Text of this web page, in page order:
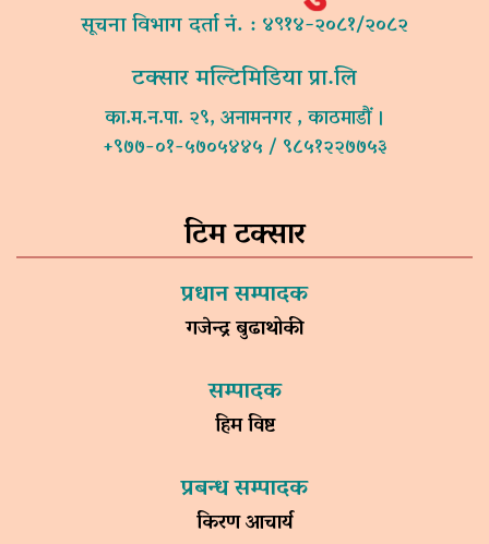
सूचना विभाग दर्ता नं. : ४९१४-२०८१/२०८२
टक्सार मल्टिमिडिया प्रा.लि
का.म.न.पा. २९, अनामनगर , काठमाडौं ।
+९७७-०१-५७०५४४५ / ९८५१२२७७५३
टिम टक्सार
प्रधान सम्पादक
गजेन्द्र बुढाथोकी
सम्पादक
हिम विष्ट
प्रबन्ध सम्पादक
किरण आचार्य